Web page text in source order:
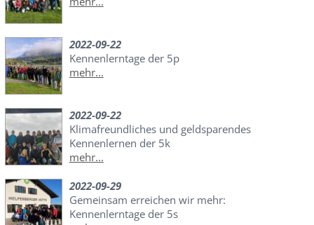
2022-09-22
Kennenlerntage der 5p
mehr...
2022-09-22
Klimafreundliches und geldsparendes
Kennenlernen der 5k
mehr...
2022-09-29
Gemeinsam erreichen wir mehr:
Kennenlerntage der 5s